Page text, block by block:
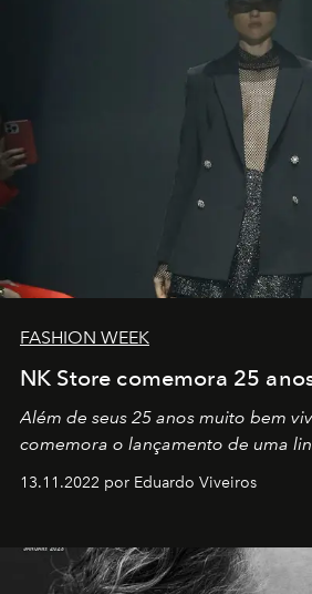
FASHION WEEK
NK Store comemora 25
Além de seus 25 anos muito bem
comemora o lançamento de uma
13.11.2022 por Eduardo Viveiros